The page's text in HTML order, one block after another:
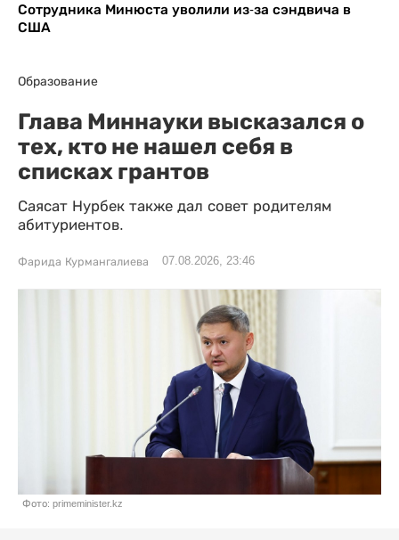
Сотрудника Минюста уволили из-за сэндвича в
США
Образование
Глава Миннауки высказался о
тех, кто не нашел себя в
списках грантов
Саясат Нурбек также дал совет родителям
абитуриентов.
Фарида Курмангалиева 07.08.2026, 23:46
Фото: primeminister.kz